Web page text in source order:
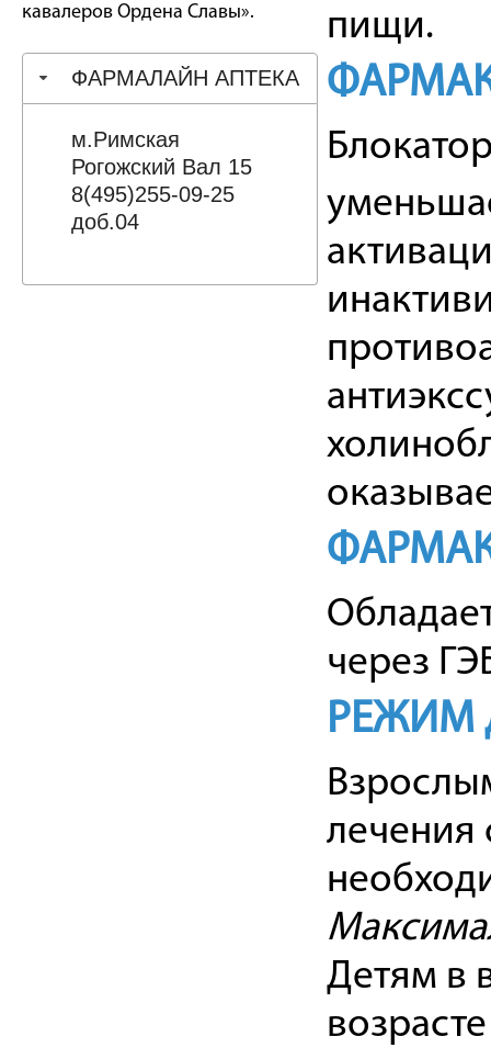
кавалеров Ордена Славы».
ФАРМАЛАЙН АПТЕКА
м.Римская
Рогожский Вал 15
8(495)255-09-25
доб.04
пищи.
через
РЕЖИМ
лечения
Детям в